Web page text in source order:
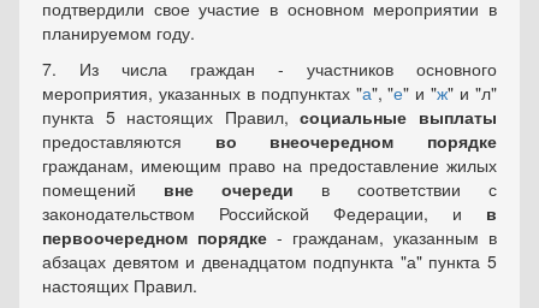
подтвердили свое участие в основном мероприятии в
планируемом году.
7. Из числа граждан - участников основного
мероприятия, указанных в подпунктах "а", "е" и "ж" и "л"
пункта 5 настоящих Правил,социальные выплаты
предоставляются во внеочередном порядке
гражданам, имеющим право на предоставление жилых
помещений вне очереди в соответствии с
законодательством Российской Федерации, и в
первоочередном порядке - гражданам, указанным в
абзацах девятом и двенадцатом подпункта "а" пункта 5
настоящих Правил.